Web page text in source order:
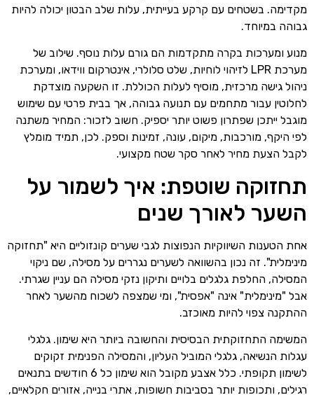
מקדימה. בשטחים עם קרקע בעייתית, עלות שלב הבטון יכולה להיות
גבוהה במיוחד.
מנוע ומערכות בקרה מתקדמות הם גורם עלות נוסף. שילוב של
מערכת LPR לזיהוי לוחיות, שלט סלולרי, אינטרקום ווידאו, ומערכת
ניהול גישה מרכזית, מוסיף לעלות הכוללת. זו השקעה מוצדקת
לחלוטין עבור מתחמים עם תנועה גבוהה, אך בבית פרטי עם שימוש
מוגבל ייתכן שפתרון פשוט יותר יספיק. חשוב לזכור: המחיר משתנה
לפי היקף, מורכבות, מיקום, עונה, זמינות וספק. לכן, תמיד מומלץ
לקבל הצעת מחיר לאחר סקר שטח מקצועי.
תחזוקה שוטפת: איך לשמור על
השער לאורך שנים
אחת הטענות השיווקיות הנפוצות לגבי שערים קונזוליים היא "תחזוקה
מינימלית". זה נכון בהשוואה לשערים נגררים על מסילה, שם ניקוי
המסילה, החלפת גלגלים בלויים ותיקון נזקי מסילה הם עניין שגרתי.
אבל "מינימלית" אינה "אפסית", ומי שמצפה לשכוח מהשער לאחר
ההתקנה צפוי להיות מאוכזב.
המשימה התחזוקתית הבסיסית והחשובה ביותר היא שימון. גלגלי
עגלות הנשיאה, גלגלי המוביל העליון, והמסילה הפנימית זקוקים
לשימון תקופתי. כלל אצבע מקובל הוא שימון כל 6 חודשים בתנאים
רגילים, ותכופות יותר בסביבות חשופות, אתרי בנייה, אזורים חקלאיים,